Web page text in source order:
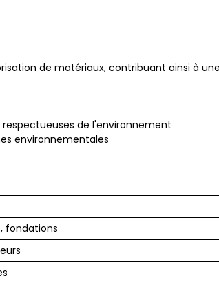
de matériaux, contribuant ainsi à
de l'environnement
environnementales
fondations